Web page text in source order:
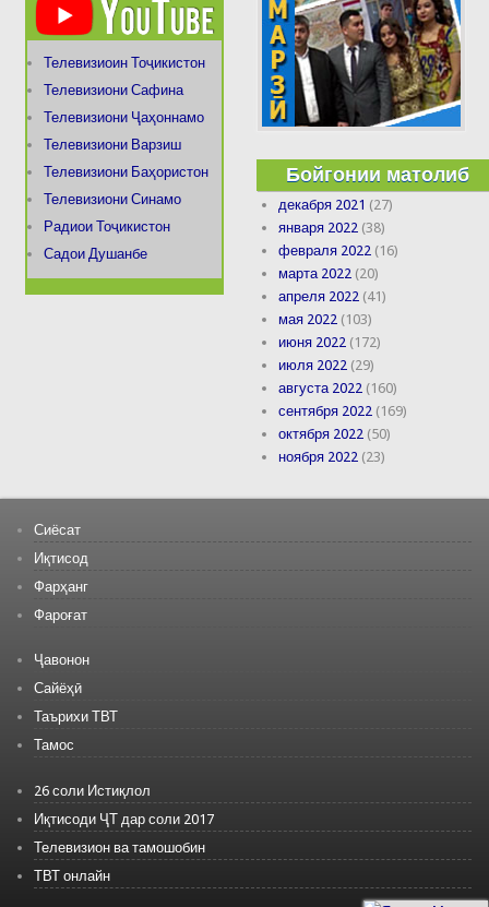
Телевизиоин Тоҷикистон
Телевизиони Сафина
Телевизиони Ҷаҳоннамо
Телевизиони Варзиш
Телевизиони Баҳористон
Телевизиони Синамо
Радиои Тоҷикистон
Садои Душанбе
Бойгонии матолиб
декабря 2021 (27)
января 2022 (38)
февраля 2022 (16)
марта 2022 (20)
апреля 2022 (41)
мая 2022 (103)
июня 2022 (172)
июля 2022 (29)
августа 2022 (160)
сентября 2022 (169)
октября 2022 (50)
ноября 2022 (23)
Сиёсат
Иқтисод
Фарҳанг
Фароғат
Ҷавонон
Сайёҳӣ
Таърихи ТВТ
Тамос
26 соли Истиқлол
Иқтисоди ҶТ дар соли 2017
Телевизион ва тамошобин
ТВТ онлайн